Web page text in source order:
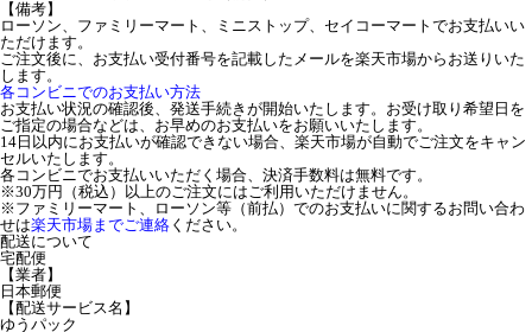
【備考】
ローソン、ファミリーマート、ミニストップ、セイコーマートでお支払いい
ただけます。
ご注文後に、お支払い受付番号を記載したメールを楽天市場からお送りいた
します。
各コンビニでのお支払い方法
お支払い状況の確認後、発送手続きが開始いたします。お受け取り希望日を
ご指定の場合などは、お早めのお支払いをお願いいたします。
14日以内にお支払いが確認できない場合、楽天市場が自動でご注文をキャン
セルいたします。
各コンビニでお支払いいただく場合、決済手数料は無料です。
※30万円（税込）以上のご注文にはご利用いただけません。
※ファミリーマート、ローソン等（前払）でのお支払いに関するお問い合わ
せは楽天市場までご連絡 ください。
配送について
宅配便
【業者】
日本郵便
【配送サービス名】
ゆうパック